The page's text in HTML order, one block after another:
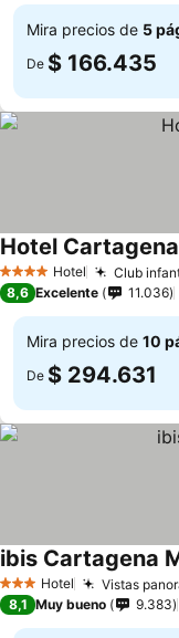
Mira precios de 5
De $ 166.435
4 EstrellasHotel Club
Hotel
8,6 Excelente 11.036
Mira precios de 10
De $ 294.631
3 Estrellas
Hotel Vistas
ibis Cartagena
8,1 Muy bueno 9.383